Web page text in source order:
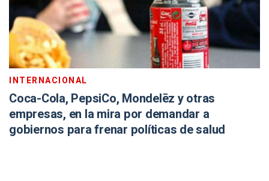
INTERNACIONAL
Coca-Cola, PepsiCo, Mondelēz y otras
empresas, en la mira por demandar a
gobiernos para frenar políticas de salud